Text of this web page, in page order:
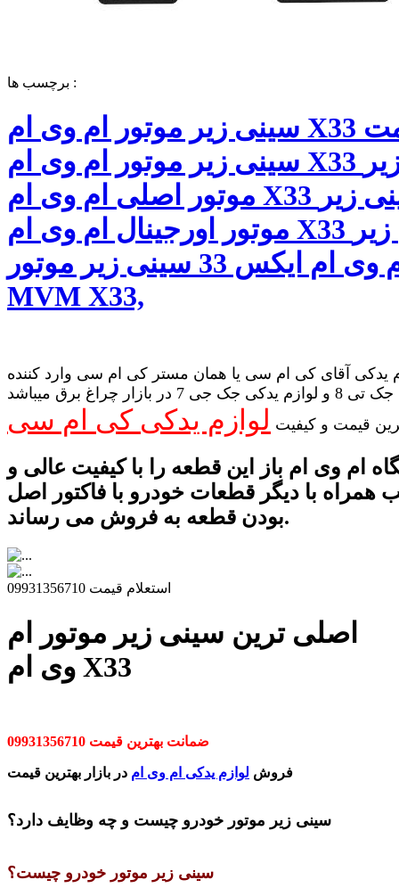
برچسب ها :
سینی زیر موتور ام وی ام X33 قیمت
سینی زیر موتور ام وی ام X33 سینی زیر
موتور اصلی ام وی ام X33 سینی زیر
موتور اورجینال ام وی ام X33 سینی زیر
موتور ام وی ام ایکس 33 سینی زیر موتور
MVM X33,
یدکی آقای کی ام سی یا همان مستر کی ام سی وارد کننده
لوازم یدکی جک تی 8 و لوازم یدکی جک جی 7 در بازار چراغ برق میباشد
قیمت و کیفیت لوازم یدکی کی ام سی
ام وی ام باز این قطعه را با کیفیت عالی و
همراه با دیگر قطعات خودرو با فاکتور اصل
بودن قطعه به فروش می رساند.
استعلام قیمت 09931356710
اصلی ترین سینی زیر موتور ام
وی ام X33
ضمانت بهترین قیمت 09931356710
فروش لوازم یدکی ام وی ام در بازار بهترین قیمت
سینی زیر موتور خودرو چیست و چه وظایف دارد؟
سینی زیر موتور خودرو چیست؟